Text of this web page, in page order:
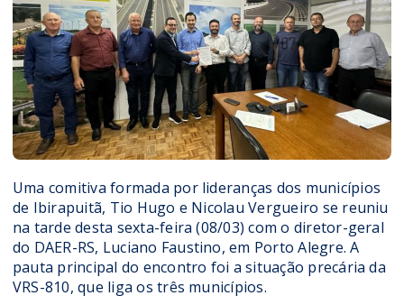
Uma comitiva formada por lideranças dos municípios
de Ibirapuitã, Tio Hugo e Nicolau Vergueiro se reuniu
na tarde desta sexta-feira (08/03) com o diretor-geral
do DAER-RS, Luciano Faustino, em Porto Alegre. A
pauta principal do encontro foi a situação precária da
VRS-810, que liga os três municípios.